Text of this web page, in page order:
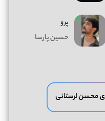
پرو
حسین پارسا
محسن لرستانی